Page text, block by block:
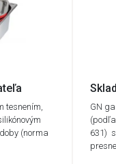
tesnením,
(norma
GN
631)